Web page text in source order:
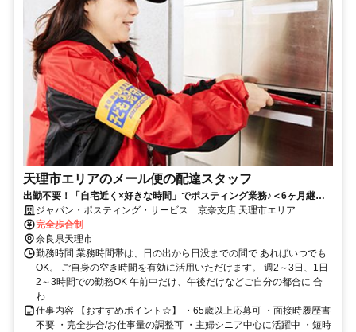
天理市エリアのメール便の配達スタッフ
出勤不要！「自宅近く×好きな時間」でポスティング業務♪＜6ヶ月継続
勤務で合計2万円のプチボーナス＞
ジャパン・ポスティング・サービス 京奈支店 天理市エリア
完全歩合制
奈良県天理市
勤務時間 業務時間帯は、日の出から日没までの間で あればいつでも
OK。 ご自身の空き時間を有効に活用いただけます。 週2～3日、1日
2～3時間での勤務OK 午前中だけ、午後だけなどご自分の都合に 合
わ...
仕事内容 【おすすめポイント☆】 ・65歳以上応募可 ・面接時履歴書
不要 ・完全歩合/お仕事量の調整可 ・主婦シニア中心に活躍中 ・短時